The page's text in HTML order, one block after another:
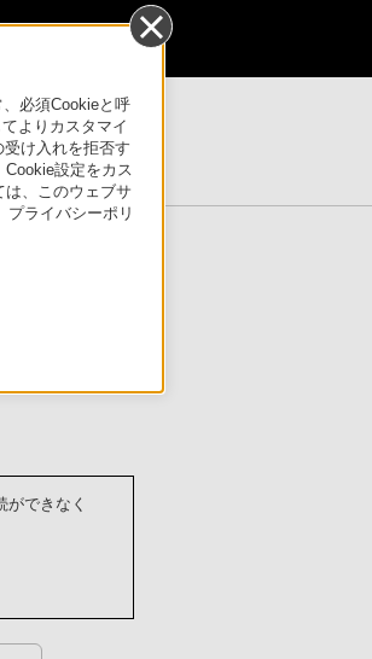
品情報ページ
できなく
必須Cookieと呼
よりカスタマイ
け入れを拒否す
設定をカス
、このウェブサ
ライバシーポリ